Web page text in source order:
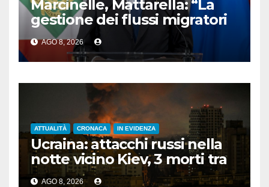
Marcinelle, Mattarella: “La
gestione dei flussi migratori
rispetti la dignità delle
persone”
AGO 8, 2026
ATTUALITÀ CRONACA IN EVIDENZA
Ucraina: attacchi russi nella
notte vicino Kiev, 3 morti tra
cui 1 bambino
AGO 8, 2026